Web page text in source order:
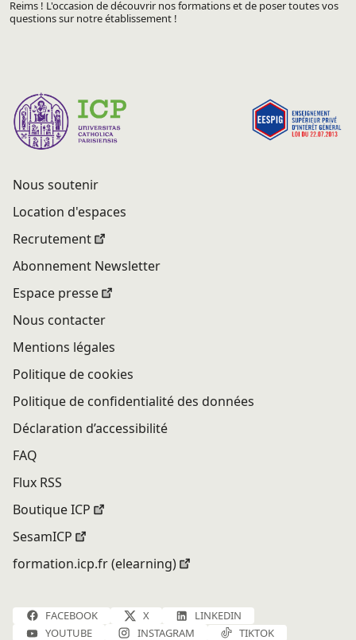
Reims ! L'occasion de découvrir nos formations et de poser toutes vos
questions sur notre établissement !
Nous soutenir
Location d'espaces
Recrutement
Abonnement Newsletter
Espace presse
Nous contacter
Mentions légales
Politique de cookies
Politique de confidentialité des données
Déclaration d’accessibilité
FAQ
Flux RSS
Boutique ICP
SesamICP
formation.icp.fr (elearning)
FACEBOOK X
LINKEDIN
YOUTUBE
INSTAGRAM TIKTOK